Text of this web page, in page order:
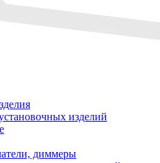
изделий
диммеры